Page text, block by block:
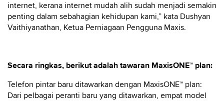
internet, kerana internet mudah alih sudah menjadi semakin
penting dalam sebahagian kehidupan kami,” kata Dushyan
Vaithiyanathan, Ketua Perniagaan Pengguna Maxis.
Secara ringkas, berikut adalah tawaran MaxisONE™ plan:
Telefon pintar baru ditawarkan dengan MaxisONE™ plan:
Dari pelbagai peranti baru yang ditawarkan, empat model